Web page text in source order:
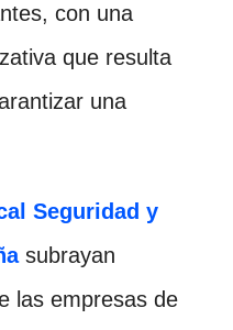
con una
que resulta
una
Seguridad y
subrayan
las empresas de